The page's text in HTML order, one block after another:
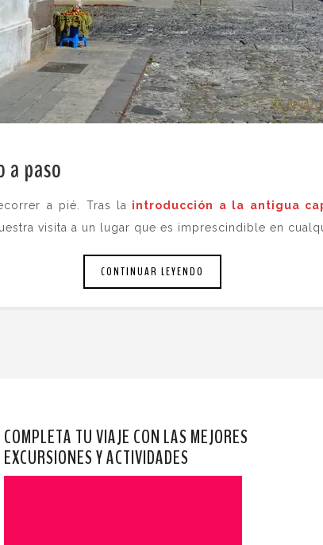
paso
a pié. Tras la introducción a la antigua
visita a un lugar que es imprescindible en
CONTINUAR LEYENDO
COMPLETA TU VIAJE CON LAS MEJORES
EXCURSIONES Y ACTIVIDADES